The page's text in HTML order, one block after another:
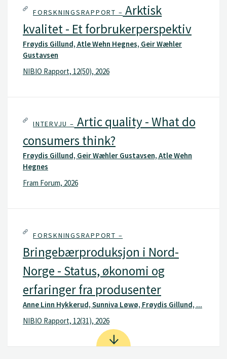
FORSKNINGSRAPPORT – Arktisk
kvalitet - Et forbrukerperspektiv
Frøydis Gillund, Atle Wehn Hegnes, Geir Wæhler
Gustavsen
NIBIO Rapport, 12(50), 2026
INTERVJU – Artic quality - What do
consumers think?
Frøydis Gillund, Geir Wæhler Gustavsen, Atle Wehn
Hegnes
Fram Forum, 2026
FORSKNINGSRAPPORT –
Bringebærproduksjon i Nord-
Norge - Status, økonomi og
erfaringer fra produsenter
Anne Linn Hykkerud, Sunniva Løwø, Frøydis Gillund, ...
NIBIO Rapport, 12(31), 2026